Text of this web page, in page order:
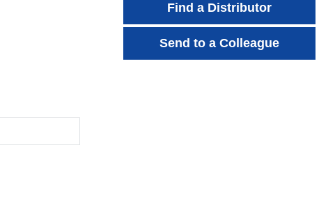
Find a Distributor
Send to a Colleague